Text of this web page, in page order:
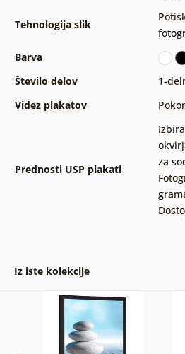
Tehnologija slik
Barva
Število delov
1-
Videz plakatov
Prednosti USP plakati
za
Iz iste kolekcije